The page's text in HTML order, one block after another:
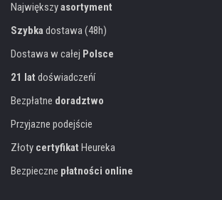
Największyasortyment
Szybkadostawa (48h)
Dostawa w całej Polsce
21 lat doświadczeńí
Bezpłatne doradztwo
Przyjazne podejście
Złoty certyfikat Heureka
Bezpieczne płatności online